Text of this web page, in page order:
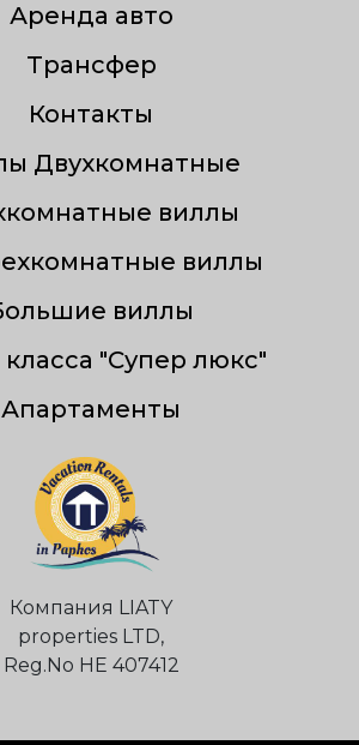
Компания LIATY
properties LTD,
Reg.Nо НЕ 407412
Аренда авто
Трансфер
Контакты
Двухкомнатные
виллы
виллы
виллы
"Супер люкс"
Апартаменты